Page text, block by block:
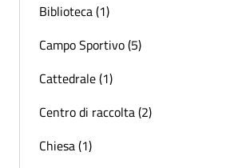
Biblioteca (1)
Campo Sportivo (5)
Cattedrale (1)
Centro di raccolta (2)
Chiesa (1)